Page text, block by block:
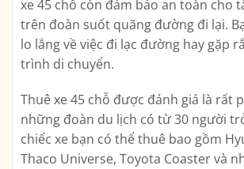
xe 45 chỗ còn đảm bảo an toàn cho
trên đoàn suốt quãng đường đi lại.
lo lắng về việc đi lạc đường hay gặp
trình di chuyển.
Thuê xe 45 chỗ được đánh giá là rất
những đoàn du lịch có từ 30 người
chiếc xe bạn có thể thuê bao gồm
Thaco Universe, Toyota Coaster và